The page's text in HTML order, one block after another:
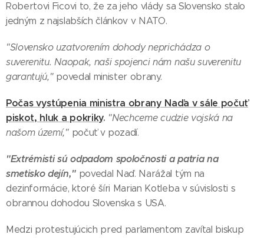
Robertovi Ficovi to, že za jeho vlády sa Slovensko stalo
jedným z najslabších článkov v NATO.
"Slovensko uzatvorením dohody neprichádza o
suverenitu. Naopak, naši spojenci nám našu suverenitu
garantujú,"povedal minister obrany.
Počas vystúpenia ministra obrany Naďa v sále počuť
piskot, hluk a pokriky. "Nechceme cudzie vojská na
našom území,"počuť v pozadí.
"Extrémisti sú odpadom spoločnosti a patria na
smetisko dejín," povedal Naď. Narážal tým na
dezinformácie, ktoré šíri Marian Kotleba v súvislosti s
obrannou dohodou Slovenska s USA.
Medzi protestujúcich pred parlamentom zavítal biskup